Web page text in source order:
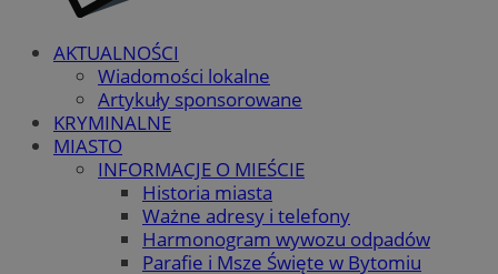
AKTUALNOŚCI
Wiadomości lokalne
Artykuły sponsorowane
KRYMINALNE
MIASTO
INFORMACJE O MIEŚCIE
Historia miasta
Ważne adresy i telefony
Harmonogram wywozu odpadów
Parafie i Msze Święte w Bytomiu